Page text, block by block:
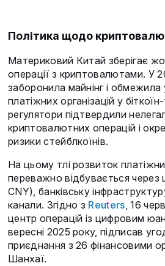
Політика щодо
Материковий Китай зберігає
операції з криптовалютами. У
заборонила майнінг і обмежила
платіжних організацій у
регулятори підтвердили
криптовалютних операцій і
ризики стейблкоїнів.
На цьому тлі розвиток
переважно відбувається
CNY), банківську
канали. Згідно з Reuters, 16
центр операцій із цифровим
вересні 2025 року, підписав
приєднання з 26 фінансовими
Шанхаї.